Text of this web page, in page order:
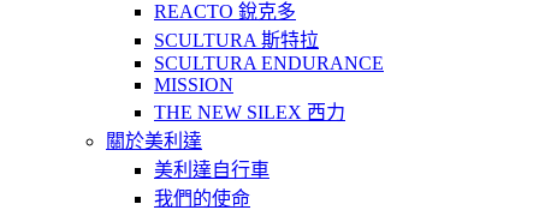
REACTO 銳克多
SCULTURA 斯特拉
SCULTURA ENDURANCE
MISSION
THE NEW SILEX 西力
關於美利達
美利達自行車
我們的使命